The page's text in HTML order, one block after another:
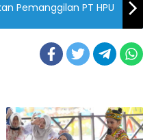
Pemanggilan PT HPU